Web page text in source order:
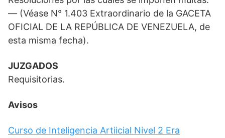
— (Véase N° 1.403 Extraordinario de la GACETA
OFICIAL DE LA REPÚBLICA DE VENEZUELA, de
esta misma fecha).
JUZGADOS
Requisitorias.
Avisos
Curso de Inteligencia Artiicial Nivel 2 Era